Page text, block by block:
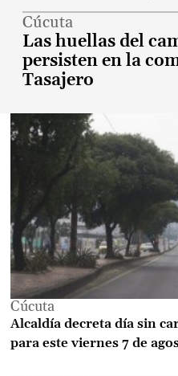
Cúcuta
Las huellas del
persisten en la
Tasajero
Cúcuta
Alcaldía decreta día sin
para este viernes 7 de